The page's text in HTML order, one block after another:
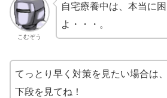
こむぞう
自宅療養中は、本当に
よ・・・。
てっとり早く対策を見たい場合は
下段を見てね！